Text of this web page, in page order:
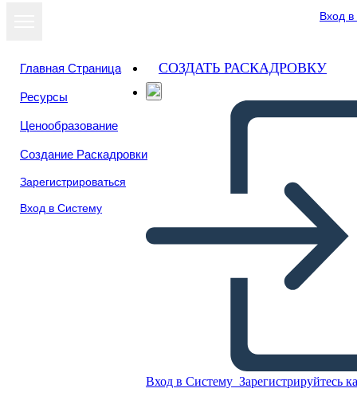
Вход
Главная Страница
Ресурсы
Ценообразование
Создание Раскадровки
Зарегистрироваться
Вход в Систему
СОЗДАТЬ РАСКАДРОВКУ
Вход в Систему Зарегистрируйтесь